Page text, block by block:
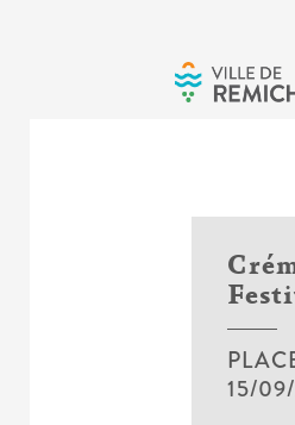
15/